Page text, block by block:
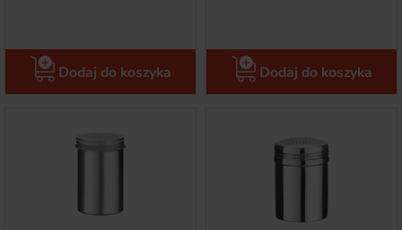
Dodaj do koszyka Dodaj do koszyka